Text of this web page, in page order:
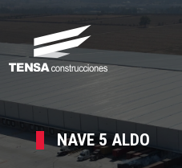
NAVE 5 ALDO